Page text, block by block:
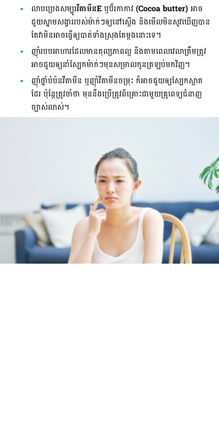
លាប​ប្រេង​សម្បូរ​វីតាមីនEឬ​ប៊័រ​កាកាវ (Cocoa butter) អាច​
ជួយ​ស្នាម​សង្វារ​របស់​ម៉ាក់ៗ​ឲ្យ​នៅ​ស្ដើង និង​មើល​មិន​សូវ​ឃើញ​បាន
តែ​វា​មិន​អាច​ធ្វើ​ឲ្យ​បាត់​ទាំង​ស្រុង​តែ​ម្ដង​នោះ​ទេ។
ញ៉ាំ​របប​អាហារ​ដែល​មាន​តុល្យភាព​ល្អ និង​តាម​ពេល​វេលា​ត្រឹមត្រូវ
អាច​ជួយ​ឲ្យ​នាំ​ស្បែក​ម៉ាក់​ៗ​មុន​សម្រាល​កូន​ត្រឡប់​មក​វិញ។
ញ៉ាំ​ថ្នាំ​បំប៉ន​វីតាមីន ឬ​ញ៉ាំ​វីតាមីន​ចម្រុះ ក៏​អាច​ជួយ​ឲ្យ​ស្បែក​ស្អាត​
ដែរ ប៉ុន្តែ​ត្រូវ​ចាំ​ថា មុន​នឹង​ប្រើ​ត្រូវ​ពិគ្រោះ​ជាមួយ​គ្រូពេទ្យ​ជំនាញ​
ច្បាស់​លាស់។